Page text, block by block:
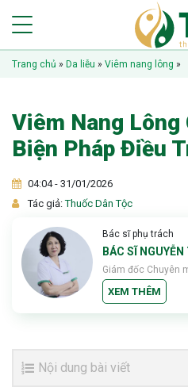
Trang chủ » Da liễu » Viêm nang lông »
Viêm Nang Lông
Biện Pháp Điều
04:04 - 31/01/2026
Tác giả:Thuốc Dân Tộc
Bác sĩ phụ trách
BÁC SĨ
Giám đốc Chuyên
XEM THÊM
Nội dung bài viết